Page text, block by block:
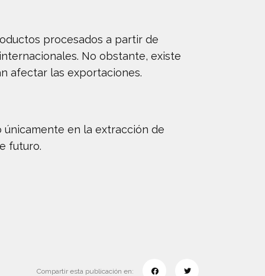
procesados a partir de
No obstante, existe
afectar las exportaciones.
en la extracción de
futuro.
Compartir esta publicación en: